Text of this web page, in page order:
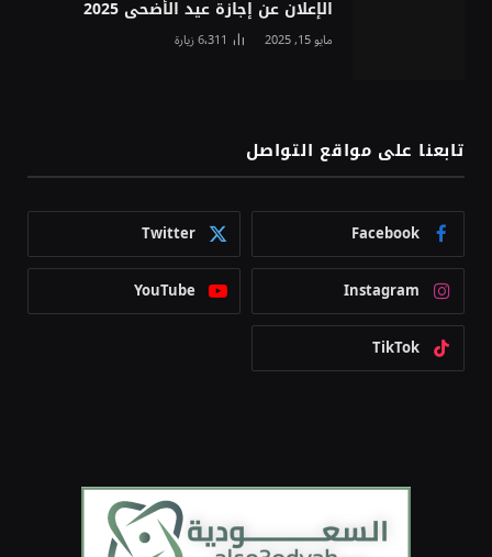
الإعلان عن إجازة عيد الأضحى 2025
مايو 15, 2025 6٬311زيارة
تابعنا على مواقع التواصل
Facebook
Twitter
Instagram
YouTube
TikTok